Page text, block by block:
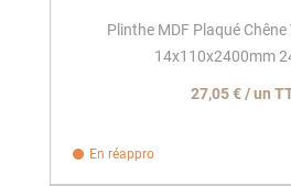
Plinthe MDF Plaqué
14x110x2400mm
27,05 € / un
En réappro